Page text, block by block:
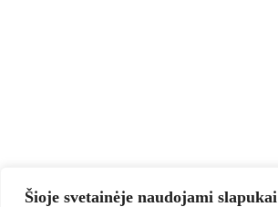
Šioje svetainėje naudojami slapukai